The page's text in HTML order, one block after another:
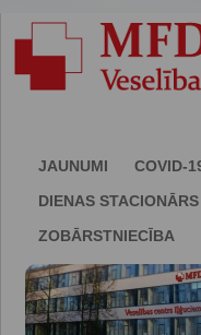
JAUNUMI COVID-
DIENAS STACIONĀRS
ZOBĀRSTNIECĪBA